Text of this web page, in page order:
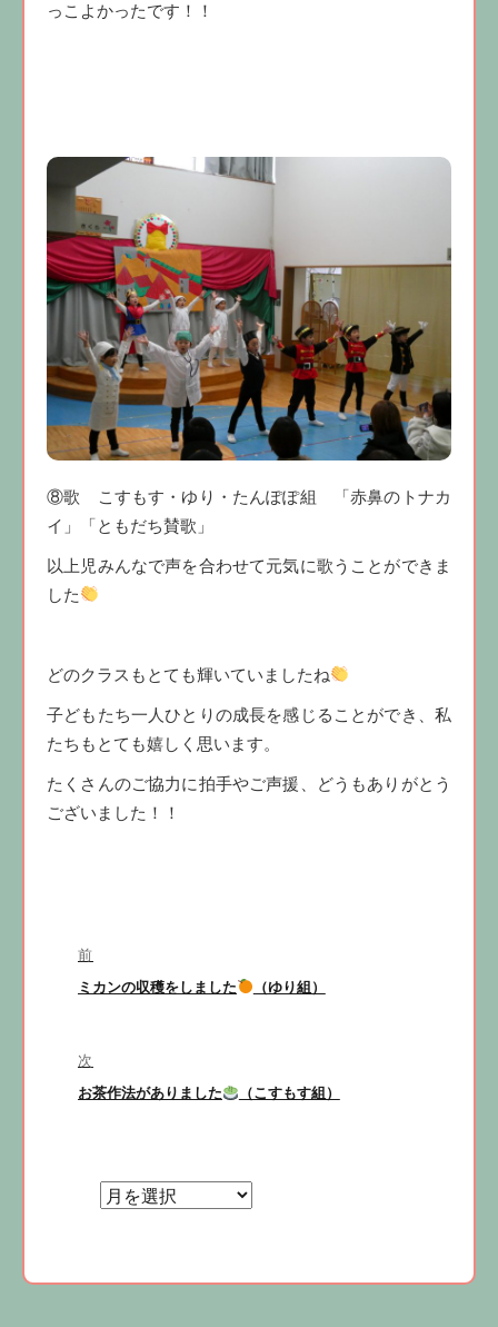
っこよかったです！！
⑧歌 こすもす・ゆり・たんぽぽ組 「赤鼻のトナカ
イ」「ともだち賛歌」
以上児みんなで声を合わせて元気に歌うことができま
した
どのクラスもとても輝いていましたね
子どもたち一人ひとりの成長を感じることができ、私
たちもとても嬉しく思います。
たくさんのご協力に拍手やご声援、どうもありがとう
ございました！！
投
ナ
ー
前
前
稿:
ミカンの収穫をしました （ゆり組）
次
次
お茶作法がありました （こすもす組）